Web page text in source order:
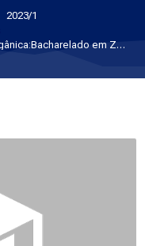
2023/1
SUAP007058 - [MO.1ZOO2] Química Orgânica:Bacharelado em Zootecnia, Bacharelado, 2º Período, Turno Integral (2023)